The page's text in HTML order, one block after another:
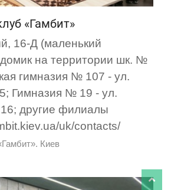
«Гамбит»
16-Д (маленький
на территории шк. №
гимназия № 107 - ул.
Гимназия № 19 - ул.
другие филиалы
uk/contacts/
Киев